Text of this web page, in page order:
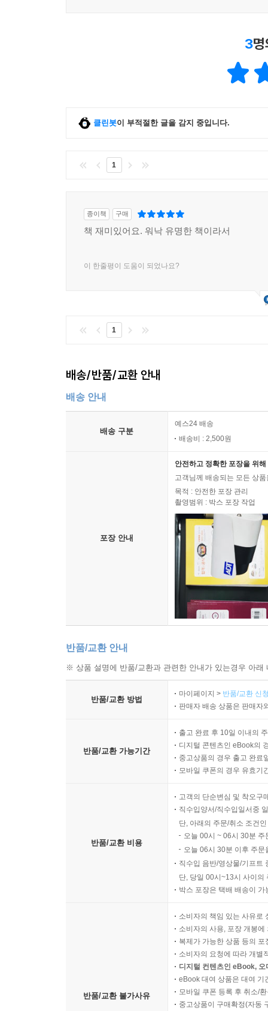
3
클린봇이 부적절한 글을 감지 중입니다.
1
종이책 구매
책 재미있어요. 워낙 유명한 책이라서
이 한줄평이 도움이 되었나요?
1
배송/반품/교환 안내
배송 안내
배송 구분
예스24 배송
배송비 : 2,500원
포장 안내
안전하고 정확한 포장을 위
고객님께 배송되는 모든 상
목적 : 안전한 포장 관리
촬영범위 : 박스 포장 작업
반품/교환 안내
※ 상품 설명에 반품/교환과 관련한 안내가 있는경우 아
반품/교환 방법
마이페이지 > 반품/교환 신
판매자 배송 상품은 판매자
반품/교환 가능기간
출고 완료 후 10일 이내의
디지털 콘텐츠인 eBook의
중고상품의 경우 출고 완료
모바일 쿠폰의 경우 유효기
반품/교환 비용
고객의 단순변심 및 착오구
직수입양서/직수입일서중
단, 아래의 주문/취소 조건
오늘 00시 ~ 06시 30분
오늘 06시 30분 이후 주
직수입 음반/영상물/기프트
단, 당일 00시~13시 사이의
박스 포장은 택배 배송이
반품/교환 불가사유
소비자의 책임 있는 사유로
소비자의 사용, 포장 개봉
복제가 가능한 상품 등의
소비자의 요청에 따라 개별
디지털 컨텐츠인 eBook,
eBook 대여 상품은 대여 기
모바일 쿠폰 등록 후 취소/
중고상품이 구매확정(자동